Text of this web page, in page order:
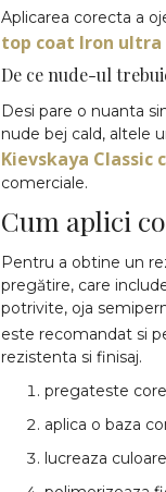
Aplicarea corecta a
top coat Iron
De ce nude-ul
Desi pare o nuanta
nude bej cald, altele
Kievskaya
comerciale.
Cum aplici
Pentru a obtine un
pregătire, care
potrivite, oja
este recomandat si
rezistenta si finisaj.
pregateste
aplica o baza
lucreaza